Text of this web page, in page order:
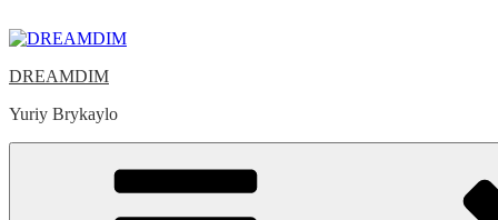
to
DREAMDIM
Yuriy Brykaylo